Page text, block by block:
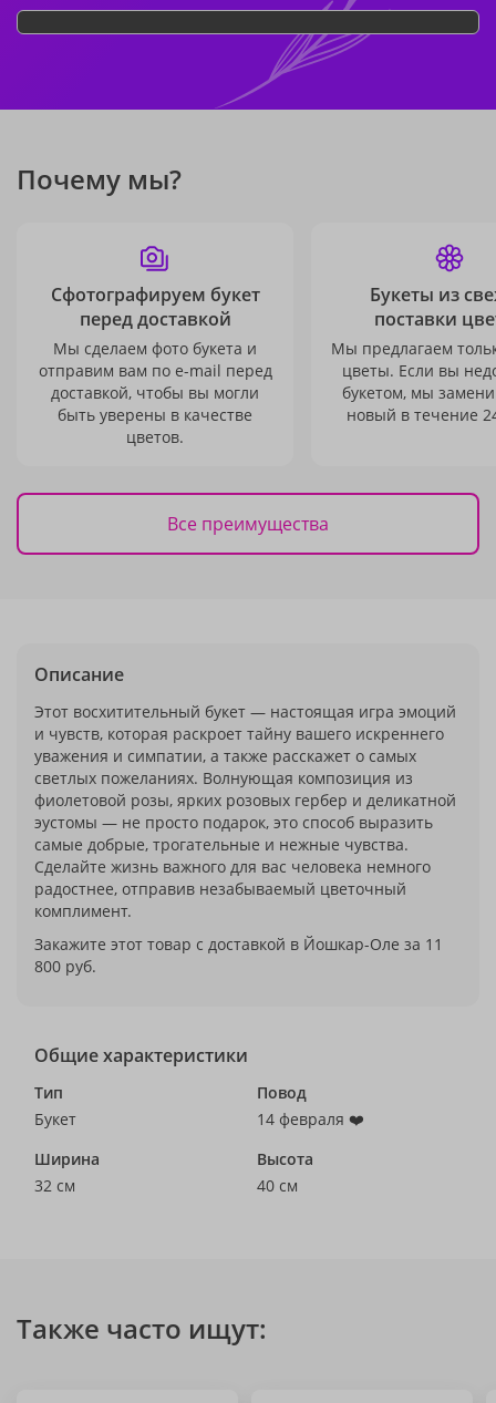
Почему мы?
Сфотографируем букет
перед доставкой
Мы сделаем фото букета и
отправим вам по e-mail перед
доставкой, чтобы вы могли
быть уверены в качестве
цветов.
Букеты из
поставки
Мы предлагаем
цветы. Если вы
букетом, мы
новый в течение
Все преимущества
Описание
Этот восхитительный букет — настоящая игра эмоций
и чувств, которая раскроет тайну вашего искреннего
уважения и симпатии, а также расскажет о самых
светлых пожеланиях. Волнующая композиция из
фиолетовой розы, ярких розовых гербер и деликатной
эустомы — не просто подарок, это способ выразить
самые добрые, трогательные и нежные чувства.
Сделайте жизнь важного для вас человека немного
радостнее, отправив незабываемый цветочный
комплимент.
Закажите этот товар с доставкой в Йошкар-Оле за 11
800 руб.
Общие характеристики
Тип
Букет
Повод
14 февраля ❤️
Ширина
32 см
Высота
40 см
Также часто ищут: